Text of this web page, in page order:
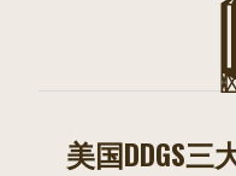
美国DDGS三